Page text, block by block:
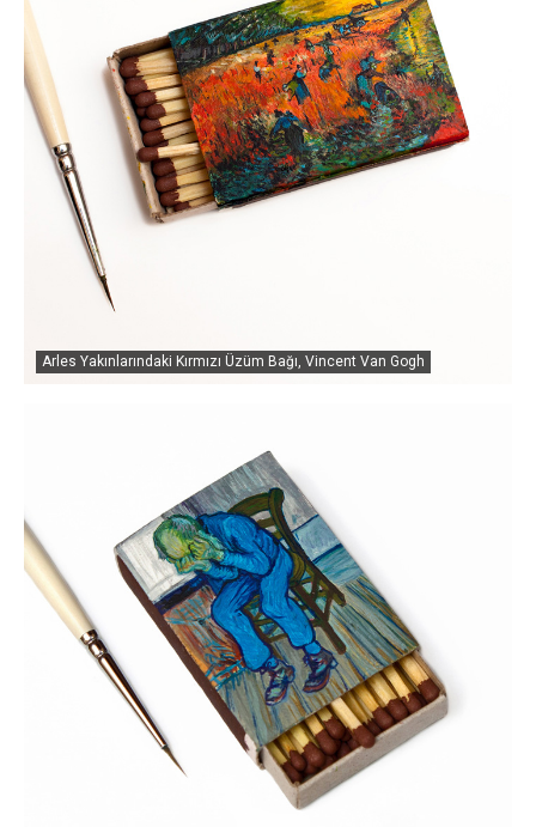
Arles Yakınlarındaki Kırmızı Üzüm Bağı, Vincent Van Gogh